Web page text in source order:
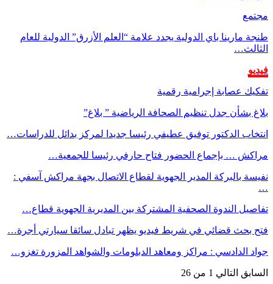
مجتمع
طنجة مارينا باي الدولية يجدد علامة “العلم الأزرق” الدولية للعام
الثالث…
فيديو
تفكيك عصابة إجرامية رقمية
بلاغ بشأن جدل تنظيم الصحافة الرياضية ” بلاغ”
انتخاب الدكتور توفيق عطيفي رئيسا جديدا لمركز بدائل للدراسات…
مراكش … بإجماع الحضور فتاح حارفي رئيسا للجمعية…
نفيسة بالبركة المدير الجهوية لقطاع الاتصال بجهة مراكش آسفي :
…
تفاصيل الندوة الصحفية المشتركة بين المديرية الجهوية قطاع…
فتح بحث قضائي في شريط فيديو يظهر تبادل سائقا سيارتي أجرة…
جواد الدادسي : مراكز ومعاهد الدبلومات والشواهد المزورة تغزو…
السابق التالي 1 من 26